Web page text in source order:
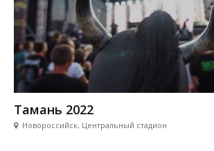
Тамань 2022
Новороссийск, Центральный стадион